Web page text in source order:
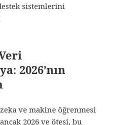
sistemlerini
2026’nın
ve makine öğrenmesi
2026 ve ötesi, bu